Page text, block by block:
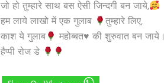
जो हो तुम्हारे साथ बस ऐसी जिन्दगी बन जाये,
हम लाये लाखो में एक गुलाब
तुम्हारे लिए,
काश ये गुलाब
महोब्बत♥️ की शुरुवात बन जाये।
हैप्पी रोज डे